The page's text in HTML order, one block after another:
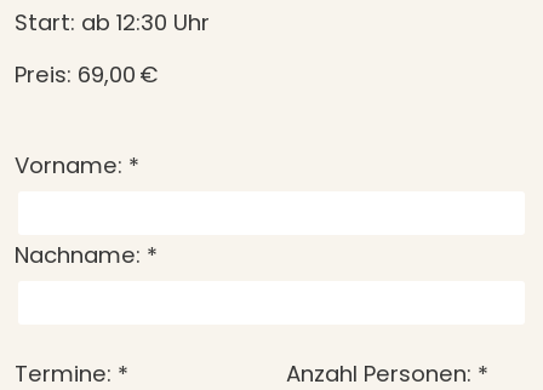
Start: ab 12:30 Uhr
Preis: 69,00 €
Vorname: *
Nachname: *
Termine: * Anzahl Personen: *